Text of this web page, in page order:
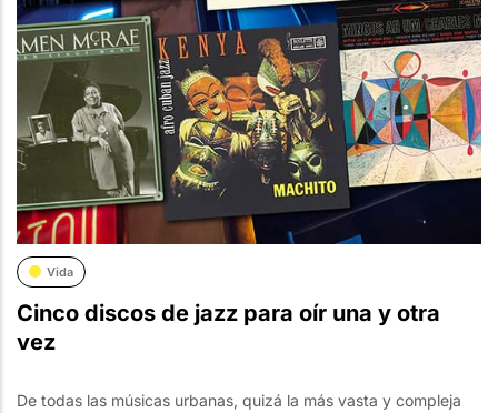
Vida
Cinco discos de jazz para oír una y otra
vez
De todas las músicas urbanas, quizá la más vasta y compleja